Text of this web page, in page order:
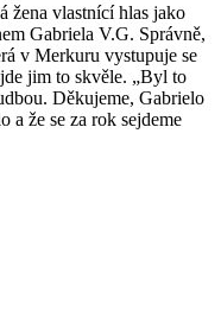
žena vlastnící hlas jako
Gabriela V.G. Správně,
v Merkuru vystupuje se
jim to skvěle. „Byl to
Děkujeme, Gabrielo
a že se za rok sejdeme